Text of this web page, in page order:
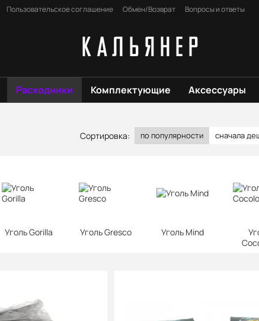
Пользовательское соглашение Обмен/Возврат
Вопросы и ответы
Расходники Комплектующие Аксессуары
Сортировка: по популярности сначала
Уголь Gorilla Уголь Gresco Уголь Mind